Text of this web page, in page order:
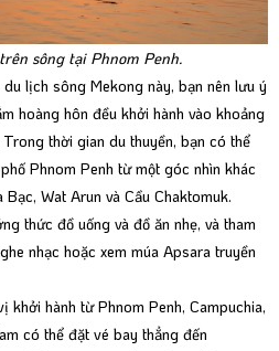
sông tại Phnom Penh.
lịch sông Mekong này, bạn nên lưu ý
hoàng hôn đều khởi hành vào khoảng
thời gian du thuyền, bạn có thể
Phnom Penh từ một góc nhìn khác
Wat Arun và Cầu Chaktomuk.
thức đồ uống và đồ ăn nhẹ, và tham
nhạc hoặc xem múa Apsara truyền
hành từ Phnom Penh, Campuchia,
có thể đặt vé bay thẳng đến